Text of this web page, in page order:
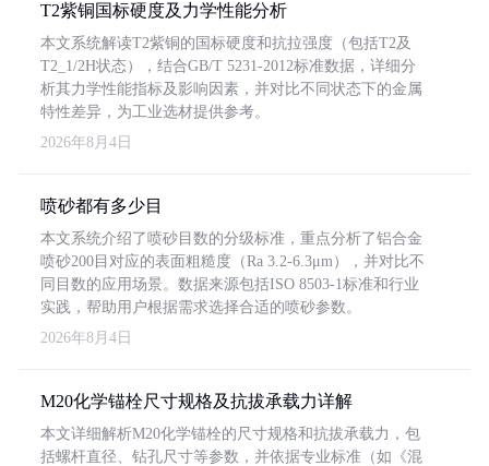
T2紫铜国标硬度及力学性能分析
本文系统解读T2紫铜的国标硬度和抗拉强度（包括T2及
T2_1/2H状态），结合GB/T 5231-2012标准数据，详细分
析其力学性能指标及影响因素，并对比不同状态下的金属
特性差异，为工业选材提供参考。
2026年8月4日
喷砂都有多少目
本文系统介绍了喷砂目数的分级标准，重点分析了铝合金
喷砂200目对应的表面粗糙度（Ra 3.2-6.3μm），并对比不
同目数的应用场景。数据来源包括ISO 8503-1标准和行业
实践，帮助用户根据需求选择合适的喷砂参数。
2026年8月4日
M20化学锚栓尺寸规格及抗拔承载力详解
本文详细解析M20化学锚栓的尺寸规格和抗拔承载力，包
括螺杆直径、钻孔尺寸等参数，并依据专业标准（如《混